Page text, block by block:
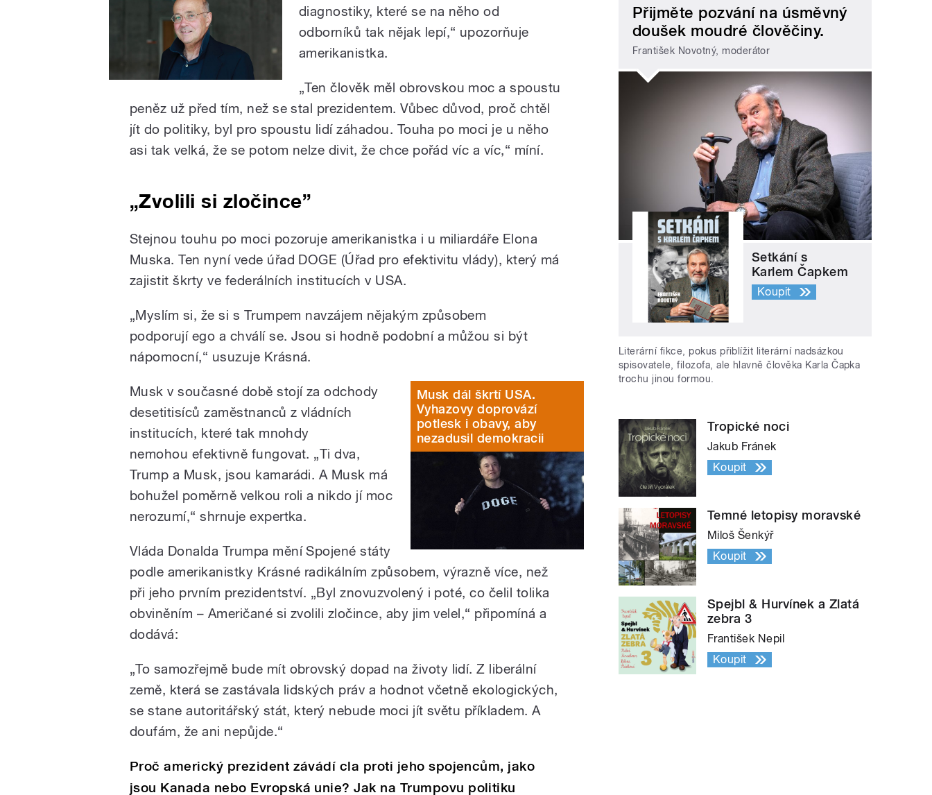
diagnostiky, které se na něho od
odborníků tak nějak lepí,“ upozorňuje
amerikanistka.
„Ten člověk měl obrovskou moc a spoustu
peněz už před tím, než se stal prezidentem. Vůbec důvod, proč chtěl
jít do politiky, byl pro spoustu lidí záhadou. Touha po moci je u něho
asi tak velká, že se potom nelze divit, že chce pořád víc a víc,“ míní.
„Zvolili si zločince”
Stejnou touhu po moci pozoruje amerikanistka i u miliardáře Elona
Muska. Ten nyní vede úřad DOGE (Úřad pro efektivitu vlády), který má
zajistit škrty ve federálních institucích v USA.
„Myslím si, že si s Trumpem navzájem nějakým způsobem
podporují ego a chválí se. Jsou si hodně podobní a můžou si být
nápomocní,“ usuzuje Krásná.
Musk dál škrtí USA.
Vyhazovy doprovází
potlesk i obavy, aby
nezadusil demokracii
Musk v současné době stojí za odchody
desetitisíců zaměstnanců z vládních
institucích, které tak mnohdy
nemohou efektivně fungovat. „Ti dva,
Trump a Musk, jsou kamarádi. A Musk má
bohužel poměrně velkou roli a nikdo jí moc
nerozumí,“ shrnuje expertka.
Vláda Donalda Trumpa mění Spojené státy
podle amerikanistky Krásné radikálním způsobem, výrazně více, než
při jeho prvním prezidentství. „Byl znovuzvolený i poté, co čelil tolika
obviněním – Američané si zvolili zločince, aby jim velel,“ připomíná a
dodává:
„To samozřejmě bude mít obrovský dopad na životy lidí. Z liberální
země, která se zastávala lidských práv a hodnot včetně ekologických,
se stane autoritářský stát, který nebude moci jít světu příkladem. A
doufám, že ani nepůjde.“
Proč americký prezident závádí cla proti jeho spojencům, jako
jsou Kanada nebo Evropská unie? Jak na Trumpovu politiku
Přijměte pozvání na úsměvný
doušek moudré člověčiny.
František Novotný, moderátor
Setkání s
Karlem Čapkem
Koupit
Literární fikce, pokus přiblížit literární nadsázkou
spisovatele, filozofa, ale hlavně člověka Karla Čapka
trochu jinou formou.
Tropické noci
Jakub Fránek
Koupit
Temné letopisy moravské
Miloš Šenkýř
Koupit
Spejbl & Hurvínek a Zlatá
zebra 3
František Nepil
Koupit